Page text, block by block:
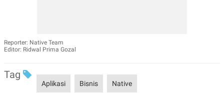
Reporter: Native Team
Editor: Ridwal Prima Gozal
Tag
Aplikasi Bisnis Native